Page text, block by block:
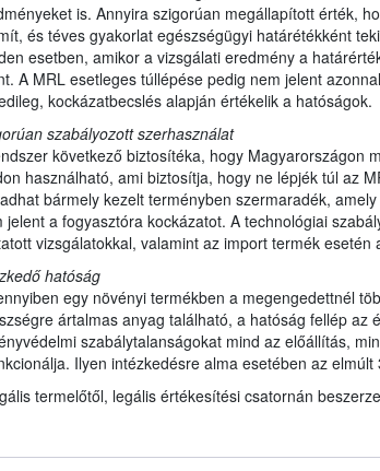
is. Annyira szigorúan megállapított érték,
és téves gyakorlat egészségügyi határétékként
esetben, amikor a vizsgálati eredmény a
A MRL esetleges túllépése pedig nem jelent
kockázatbecslés alapján értékelik a hatóságok.
szabályozott szerhasználat
következő biztosítéka, hogy Magyarországon
használható, ami biztosítja, hogy ne lépjék túl az
bármely kezelt terményben szermaradék,
jelent a fogyasztóra kockázatot. A technológiai
vizsgálatokkal, valamint az import termék
hatóság
egy növényi termékben a megengedettnél
ártalmas anyag található, a hatóság fellép az
szabálytalanságokat mind az előállítás,
Ilyen intézkedésre alma esetében az elmúlt
termelőtől, legális értékesítési csatornán